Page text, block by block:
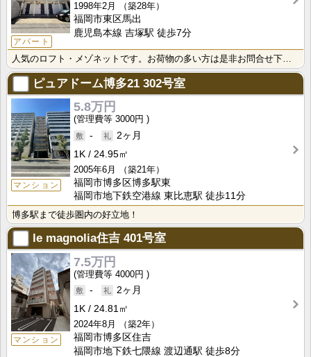
アパート
1998年2月
（築28年）
福岡市東区馬出
鹿児島本線 吉塚駅 徒歩7分
ピュアドーム博多21 302号室
マンション
5.8万円
3000円
-
2ヶ月
1K
24.95㎡
2005年6月
（築21年）
福岡市博多区博多駅東
福岡市地下鉄空港線 東比恵駅 徒歩11分
博多駅まで徒歩圏内の好立地！
le magnolia住吉 401号室
マンション
7.5万円
4000円
-
2ヶ月
1K
24.81㎡
2024年8月
（築2年）
福岡市博多区住吉
福岡市地下鉄七隈線 渡辺通駅 徒歩8分